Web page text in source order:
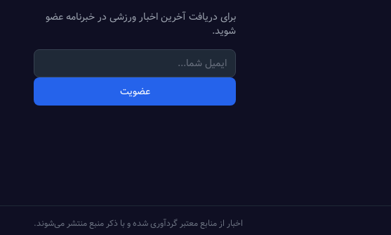
برای دریافت آخرین اخبار ورزشی در خبرنامه عضو
شوید.
عضویت
اخبار از منابع معتبر گردآوری شده و با ذکر منبع منتشر می‌شوند.